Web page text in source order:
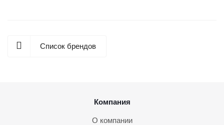
Список брендов
Компания
О компании